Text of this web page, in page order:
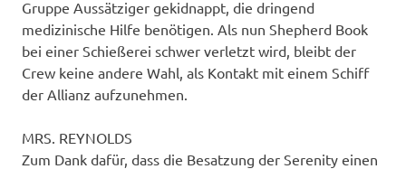
Gruppe Aussätziger gekidnappt, die dringend
medizinische Hilfe benötigen. Als nun Shepherd Book
bei einer Schießerei schwer verletzt wird, bleibt der
Crew keine andere Wahl, als Kontakt mit einem Schiff
der Allianz aufzunehmen.
MRS. REYNOLDS
Zum Dank dafür, dass die Besatzung der Serenity einen